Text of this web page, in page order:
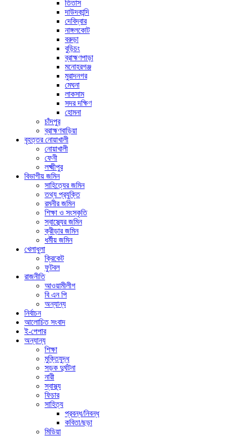
তিতাস
দাউদকান্দি
দেবিদ্বার
নাঙ্গলকোট
বরুড়া
বুড়িচং
ব্রাহ্মণপাড়া
মনোহরগঞ্জ
মুরাদনগর
মেঘনা
লাকসাম
সদর দক্ষিণ
হোমনা
চাঁদপুর
ব্রাহ্মণবাড়িয়া
বৃহত্তর নোয়াখালী
নোয়াখালী
ফেনী
লক্ষ্মীপুর
বিভাগীয় জমিন
সাহিত্যের জমিন
তথ্য প্রযুক্তি
রমনীর জমিন
শিক্ষা ও সংস্কৃতি
স্বাস্থ্যের জমিন
ক্রীড়ার জমিন
ধর্মীয় জমিন
খেলাধুলা
ক্রিকেট
ফুটবল
রাজনীতি
আওয়ামীলীগ
বি এন পি
অন্যান্য
নির্বাচন
আলোচিত সংবাদ
ই-পেপার
অন্যান্য
শিক্ষা
মুক্তিযুদ্ধ
সড়ক দুর্ঘটনা
নারী
স্বাস্থ্য
ফিচার
সাহিত্য
প্রবন্ধ/নিবন্ধ
কবিতা/ছড়া
মিডিয়া